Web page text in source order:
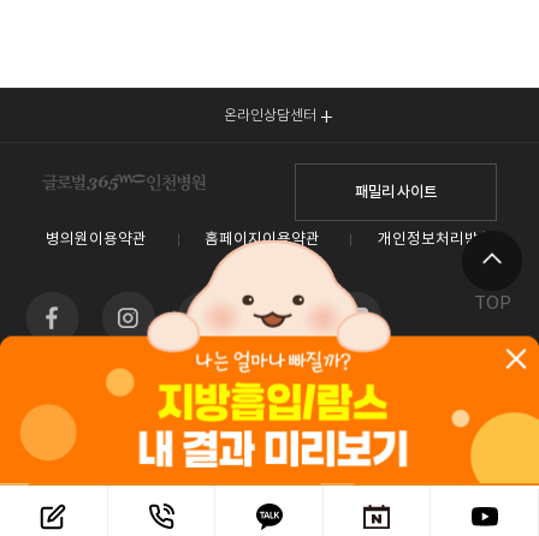
TOP
온라인상담센터
패밀리 사이트
병의원이용약관 홈페이지이용약관 개인정보처리방침
인천광역시 남동구 예술로 138(구월동) 이토타워 4층 글로벌365mc병원
대표전화 1577-3653
사업자등록번호 : 550-26-00960 / 안재현
홈페이지관리 (주)365mc / 서울특별시 서초구 서초대로52길 7, 3~4층(서초동, 제일빌딩) /
120-87-04354 / 김남철